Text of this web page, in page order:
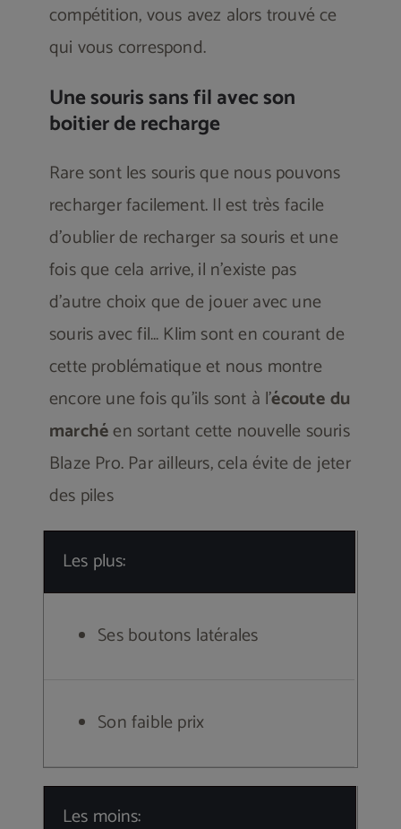
compétition, vous avez alors trouvé ce
qui vous correspond.
Une souris sans fil avec son
boitier de recharge
Rare sont les souris que nous pouvons
recharger facilement. Il est très facile
d’oublier de recharger sa souris et une
fois que cela arrive, il n’existe pas
d’autre choix que de jouer avec une
souris avec fil… Klim sont en courant de
cette problématique et nous montre
encore une fois qu’ils sont à l’écoute du
marchéen sortant cette nouvelle souris
Blaze Pro. Par ailleurs, cela évite de jeter
des piles
Les plus:
Ses boutons latérales
Son faible prix
Les moins: